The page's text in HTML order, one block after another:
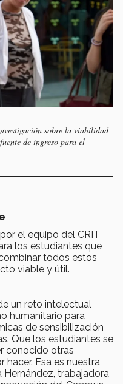
sobre la viabilidad
de ingreso para el
​el​ ​equipo​ ​del​ ​CRIT​
​los estudiantes​ ​que​
​todos​ ​estos​
​viable​ ​y​ ​útil.
​un​ ​reto​ ​intelectual​
humanitario​ ​para​
de sensibilización
Que los estudiantes se
conocido otras
hacer. Esa​ es nuestra
trabajadora​